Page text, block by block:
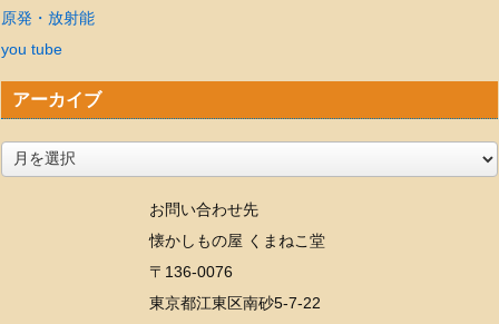
原発・放射能
you tube
アーカイブ
お問い合わせ先
懐かしもの屋 くまねこ堂
〒136-0076
東京都江東区南砂5-7-22